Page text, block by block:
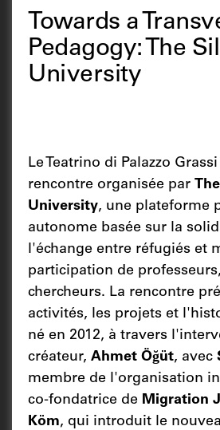
Towards a
Pedagogy: The
University
Le Teatrino di Palazzo
rencontre organisée par
University, une plateforme
autonome basée sur la
l'échange entre réfugiés et
participation de
chercheurs. La rencontre
activités, les projets et
né en 2012, à travers
créateur, Ahmet Öğüt, avec
membre de l'organisation
co-fondatrice de Migration
Köm, qui introduit le